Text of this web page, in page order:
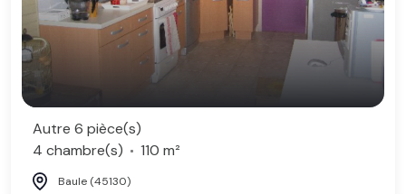
Autre 6 pièce(s)
4 chambre(s)
110 m²
Baule (45130)